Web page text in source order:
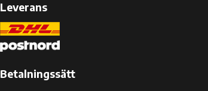
Leverans
Betalningssätt